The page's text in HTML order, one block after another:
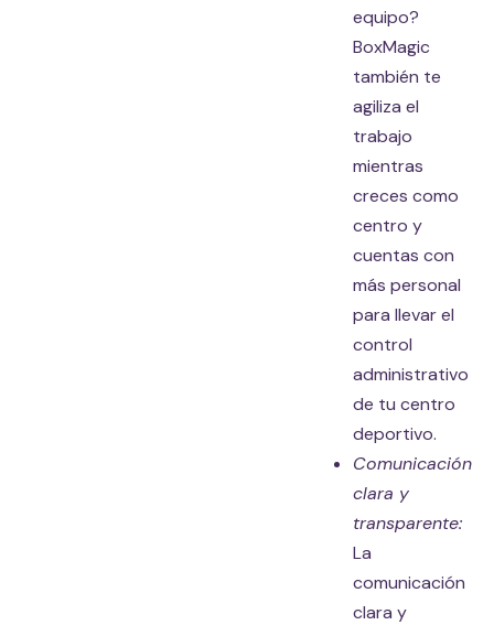
equipo?
BoxMagic
también te
agiliza el
trabajo
mientras
creces como
centro y
cuentas con
más personal
para llevar el
control
administrativo
de tu centro
deportivo.
Comunicación
clara y
transparente:
La
comunicación
clara y